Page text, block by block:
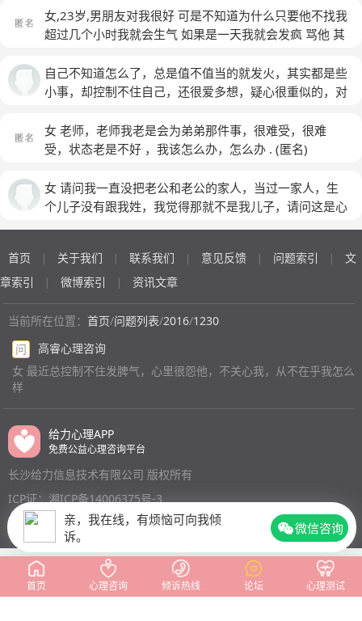
亲，我在线，有烦恼可向我倾
诉。
微信咨询
给男朋友留下私人空间。
女,23岁,男朋友对我很好 可是不知道为什么只要他不找我
超过几个小时我就会生气 如果是一天我就会发疯 骂他 其
情绪 有些时候会后悔 会哭 可是也并不想低头认错(匿名)
自己不知道怎么了，总是值不值当的就发火，其实都是些
小事，却控制不住自己，还很爱多想，疑心很重似的，对
女 老师，老师我老是会为弟弟那件事，很难受，很难
受，状态老是不好 ，我该怎么办，怎么办 . (匿名)
女 请问我一直没把老公和老公的家人，当过一家人，生
个儿子没有跟我姓，我觉得那就不是我儿子，请问这是心
首页 心理咨询 倾诉热线 论坛 心理测试
首页 | 关于我们 | 联系我们 | 意见反馈 | 问题索引 |
文
章索引
| 微博索引 | 资讯文章
当前所在位置： 首页/问题列表/2016/1230
问
高睿心理咨询
女 最近总控制不住发脾气，心里很怨他，不关心我，从不在乎我怎么
样
给力心理APP
免费公益心理咨询平台
长沙给力信息技术有限公司 版权所有
ICP证：湘ICP备14006375号-3